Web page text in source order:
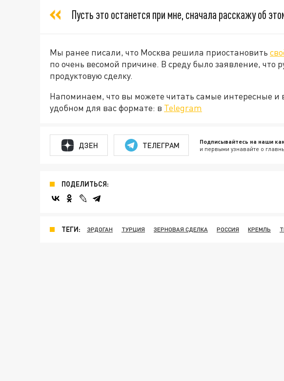
Пусть это останется при мне, сначала расскажу об
Мы ранее писали, что Москва решила приостановить
по очень весомой причине. В среду было заявление, что
продуктовую сделку.
Напоминаем, что вы можете читать самые интересные
удобном для вас формате: в Telegram
ДЗЕН ТЕЛЕГРАМ Подписывайтесь на наши
и первыми узнавайте о
ПОДЕЛИТЬСЯ:
ТЕГИ: ЭРДОГАН ТУРЦИЯ ЗЕРНОВАЯ СДЕЛКА РОССИЯ КРЕМЛЬ